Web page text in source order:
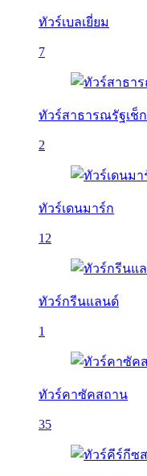
ทัวร์เบลเยี่ยม
7
ทัวร์สาธารณรัฐเช็ก
2
ทัวร์เดนมาร์ก
12
ทัวร์กรีนแลนด์
1
ทัวร์คาซัคสถาน
35